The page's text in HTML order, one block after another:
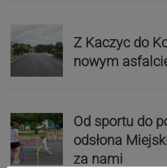
Z Kaczyc do
nowym
Od sportu do
odsłona
za nami